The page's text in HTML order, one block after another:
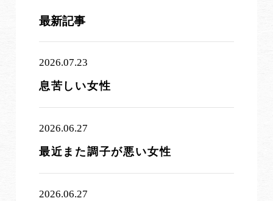
最新記事
2026.07.23
息苦しい女性
2026.06.27
最近また調子が悪い女性
2026.06.27